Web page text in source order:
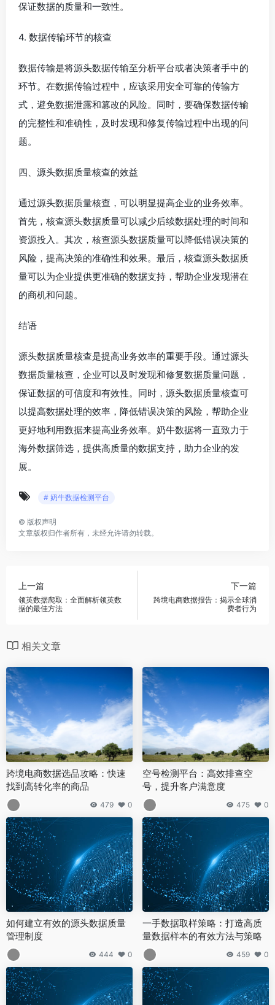
保证数据的质量和一致性。
4. 数据传输环节的核查
数据传输是将源头数据传输至分析平台或者决策者手中的
环节。在数据传输过程中，应该采用安全可靠的传输方
式，避免数据泄露和篡改的风险。同时，要确保数据传输
的完整性和准确性，及时发现和修复传输过程中出现的问
题。
四、源头数据质量核查的效益
通过源头数据质量核查，可以明显提高企业的业务效率。
首先，核查源头数据质量可以减少后续数据处理的时间和
资源投入。其次，核查源头数据质量可以降低错误决策的
风险，提高决策的准确性和效果。最后，核查源头数据质
量可以为企业提供更准确的数据支持，帮助企业发现潜在
的商机和问题。
结语
源头数据质量核查是提高业务效率的重要手段。通过源头
数据质量核查，企业可以及时发现和修复数据质量问题，
保证数据的可信度和有效性。同时，源头数据质量核查可
以提高数据处理的效率，降低错误决策的风险，帮助企业
更好地利用数据来提高业务效率。奶牛数据将一直致力于
海外数据筛选，提供高质量的数据支持，助力企业的发
展。
# 奶牛数据检测平台
© 版权声明
文章版权归作者所有，未经允许请勿转载。
上一篇
领英数据爬取：全面解析领英数
据的最佳方法
下一篇
跨境电商数据报告：揭示全球消
费者行为
相关文章
跨境电商数据选品攻略：快速
找到高转化率的商品
479 0
空号检测平台：高效排查空
号，提升客户满意度
475 0
如何建立有效的源头数据质量
管理制度
444 0
一手数据取样策略：打造高质
量数据样本的有效方法与策略
459 0